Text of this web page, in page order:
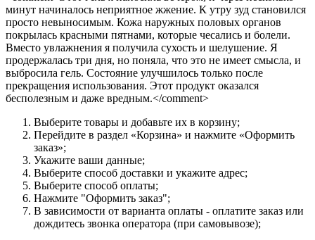
минут начиналось неприятное жжение. К утру зуд становился
просто невыносимым. Кожа наружных половых органов
покрылась красными пятнами, которые чесались и болели.
Вместо увлажнения я получила сухость и шелушение. Я
продержалась три дня, но поняла, что это не имеет смысла, и
выбросила гель. Состояние улучшилось только после
прекращения использования. Этот продукт оказался
бесполезным и даже вредным.</comment>
Выберите товары и добавьте их в корзину;
Перейдите в раздел «Корзина» и нажмите «Оформить
заказ»;
Укажите ваши данные;
Выберите способ доставки и укажите адрес;
Выберите способ оплаты;
Нажмите "Оформить заказ";
В зависимости от варианта оплаты - оплатите заказ или
дождитесь звонка оператора (при самовывозе);